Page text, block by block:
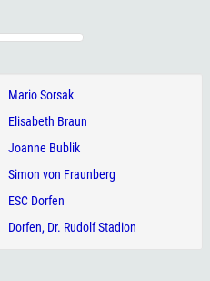
Mario Sorsak
Elisabeth Braun
Joanne Bublik
Simon von Fraunberg
ESC Dorfen
Dorfen, Dr. Rudolf Stadion